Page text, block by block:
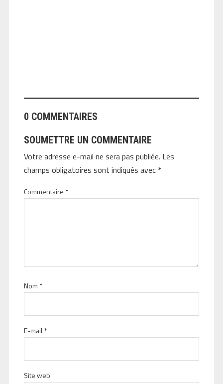
0 COMMENTAIRES
SOUMETTRE UN COMMENTAIRE
Votre adresse e-mail ne sera pas publiée. Les
champs obligatoires sont indiqués avec *
Commentaire *
Nom *
E-mail *
Site web